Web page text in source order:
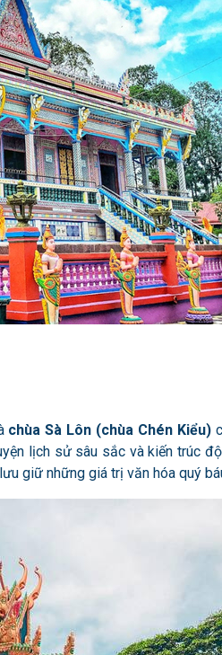
chùa Sà Lôn (chùa Chén Kiểu)
lịch sử sâu sắc và kiến trúc
giữ những giá trị văn hóa quý